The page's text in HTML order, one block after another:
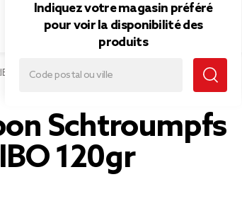
Indiquez votre magasin préféré
pour voir la disponibilité des
produits
120gr
Schtroumpfs
120gr